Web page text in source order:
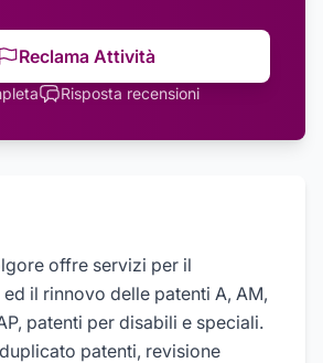
Reclama Attività
Risposta recensioni
offre servizi per il
il rinnovo delle patenti A, AM,
patenti per disabili e speciali.
patenti, revisione